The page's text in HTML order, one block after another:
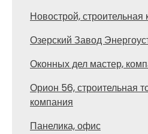
Новострой, строительная
Озерский Завод
Оконных дел мастер,
Орион 56, строительная
компания
Панелика, офис